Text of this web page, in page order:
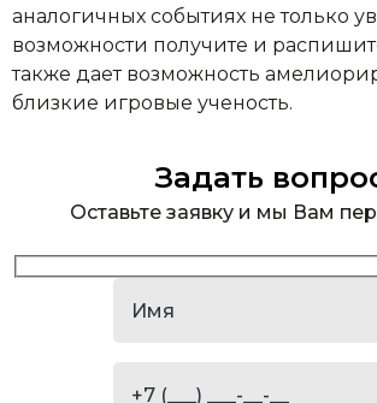
аналогичных событиях не только
возможности получите и
также дает возможность
близкие игровые ученость.
Задать
Оставьте заявку и мы Вам